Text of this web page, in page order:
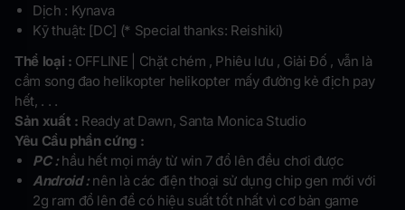
Dịch : Kynava
Kỹ thuật: [DC] (* Special thanks: Reishiki)
Thể loại : OFFLINE | Chặt chém , Phiêu lưu , Giải Đố , vẫn là
cầm song đao helikopter helikopter mấy đường kẻ địch pay
hết, . . .
Sản xuất : Ready at Dawn, Santa Monica Studio
Yêu Cầu phần cứng :
PC : hầu hết mọi máy từ win 7 đổ lên đều chơi được
Android : nên là các điện thoại sử dụng chip gen mới với
2g ram đổ lên để có hiệu suất tốt nhất vì cơ bản game